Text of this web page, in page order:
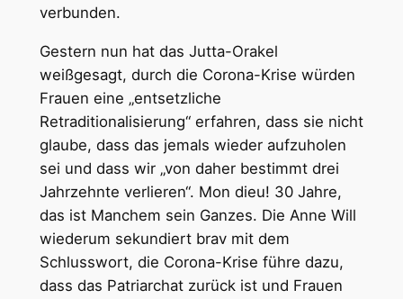
verbunden.
Gestern nun hat das Jutta-Orakel
weißgesagt, durch die Corona-Krise würden
Frauen eine „entsetzliche
Retraditionalisierung“ erfahren, dass sie nicht
glaube, dass das jemals wieder aufzuholen
sei und dass wir „von daher bestimmt drei
Jahrzehnte verlieren“. Mon dieu! 30 Jahre,
das ist Manchem sein Ganzes. Die Anne Will
wiederum sekundiert brav mit dem
Schlusswort, die Corona-Krise führe dazu,
dass das Patriarchat zurück ist und Frauen